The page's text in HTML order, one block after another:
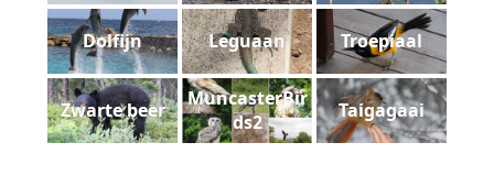
Dolfijn Leguaan Troepiaal
Zwarte beer
MuncasterBir
ds2
Taigagaai